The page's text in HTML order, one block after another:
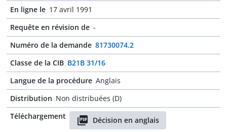
En ligne le 17 avril 1991
Requête en révision de -
Numéro de la demande 81730074.2
Classe de la CIB B21B 31/16
Langue de la procédure Anglais
Distribution Non distribuées (D)
Téléchargement
Décision en anglais